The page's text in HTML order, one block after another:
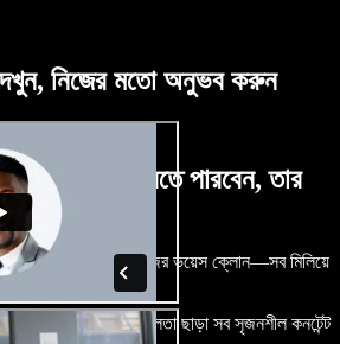
নিজের মতো অনুভব করুন
কী কী করতে পারবেন, তার
অডিও, ভিডিও যোগ, নিজের ভয়েস ক্লোন—সব মিলিয়ে
প্রজেক্ট বানান।
খুলুন—আর দুর্বলতা ছাড়া সব সৃজনশীল কনটেন্ট